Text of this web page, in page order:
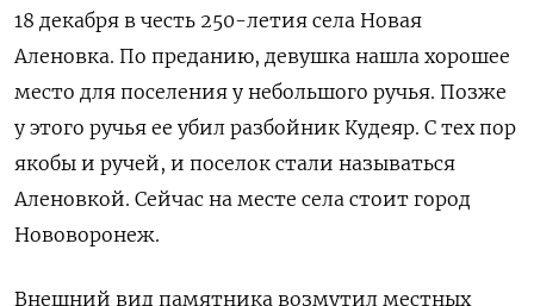
18 декабря в честь 250-летия села Новая
Аленовка. По преданию, девушка нашла хорошее
место для поселения у небольшого ручья. Позже
у этого ручья ее убил разбойник Кудеяр. С тех пор
якобы и ручей, и поселок стали называться
Аленовкой. Сейчас на месте села стоит город
Нововоронеж.
Внешний вид памятника возмутил местных